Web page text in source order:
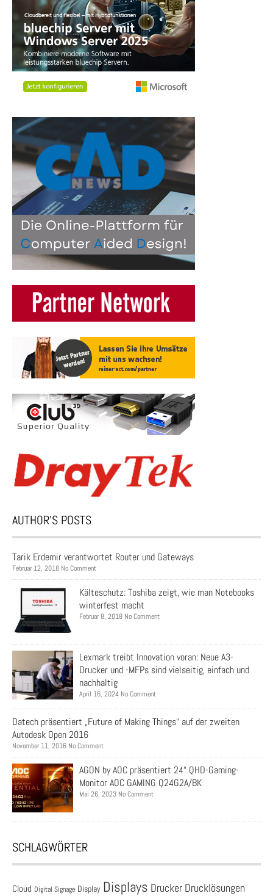
AUTHOR’S POSTS
Tarik Erdemir verantwortet Router und Gateways
Februar 12, 2018 No Comment
Kälteschutz: Toshiba zeigt, wie man Notebooks
winterfest macht
Februar 8, 2018 No Comment
Lexmark treibt Innovation voran: Neue A3-
Drucker und -MFPs sind vielseitig, einfach und
nachhaltig
April 16, 2024 No Comment
Datech präsentiert „Future of Making Things“ auf der zweiten
Autodesk Open 2016
November 11, 2016 No Comment
AGON by AOC präsentiert 24“ QHD-Gaming-
Monitor AOC GAMING Q24G2A/BK
Mai 26, 2023 No Comment
SCHLAGWÖRTER
Cloud Digital Signage Display Displays Drucker Drucklösungen